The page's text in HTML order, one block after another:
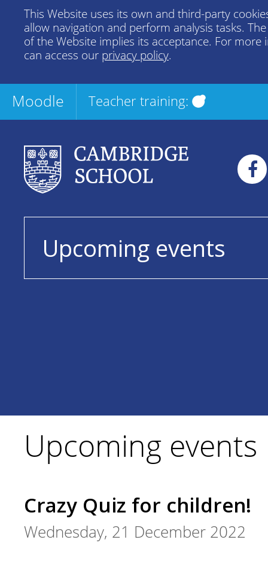
This Website uses its own and third-party
allow navigation and perform analysis tasks.
of the Website implies its acceptance. For more
can access our privacy policy.
Moodle Teacher training:
Upcoming events
Upcoming events
Crazy Quiz for children!
Wednesday, 21 December 2022